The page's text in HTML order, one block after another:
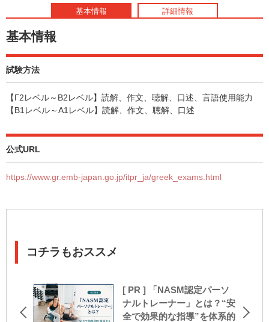
基本情報 詳細情報
基本情報
試験方法
【Γ2レベル～B2レベル】読解、作文、聴解、口述、言語使用能力
【B1レベル～A1レベル】読解、作文、聴解、口述
公式URL
https://www.gr.emb-japan.go.jp/itpr_ja/greek_exams.html
コチラもおススメ
[ PR ] 「NASM認定パーソ
ナルトレーナー」とは？“安
全で効果的な指導”を体系的